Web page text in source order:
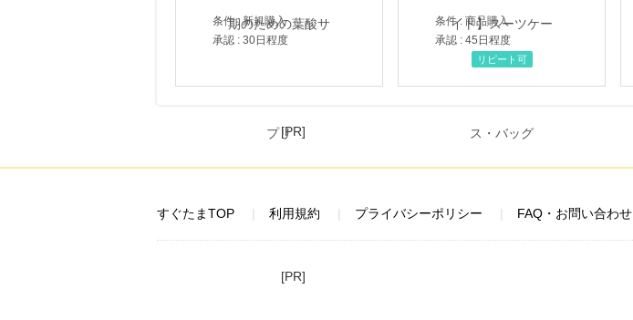
条件 : 新規購入
承認 : 30日程度
条件 : 商品購入
承認 : 45日程度
リピート可
[PR]
すぐたまTOP 利用規約 プライバシーポリシー FAQ・お問い合わせ
[PR]